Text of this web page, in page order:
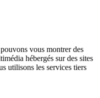
vous montrer des
hébergés sur des sites
utilisons les services tiers